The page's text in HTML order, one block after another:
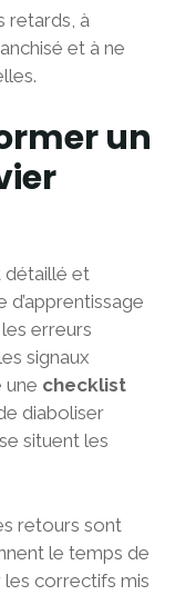
retards, à
et à ne
un
détaillé et
erreurs
signaux
une checklist
diaboliser
situent les
retours sont
le temps de
les correctifs mis